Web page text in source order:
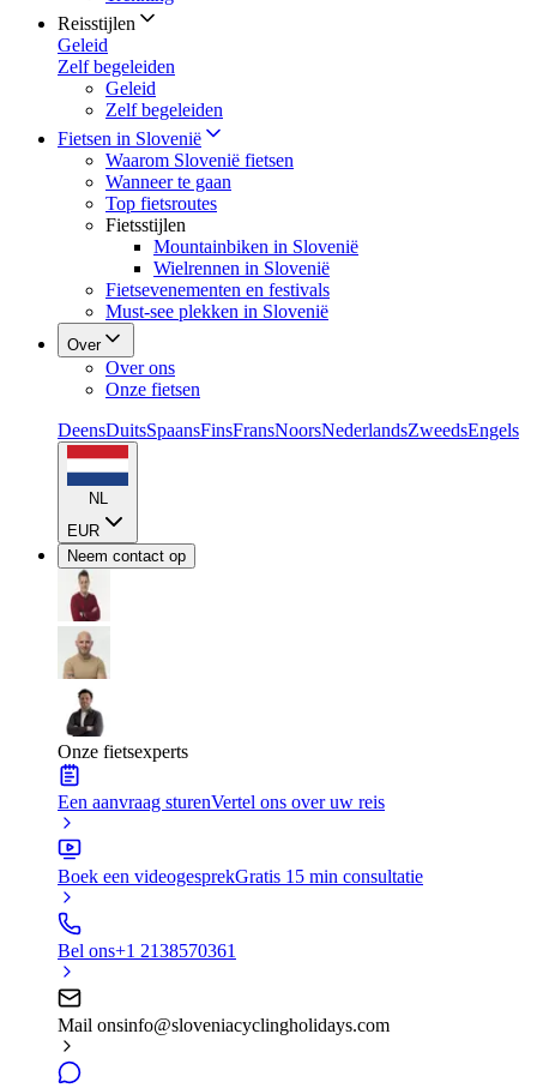
Reisstijlen
Geleid
Zelf begeleiden
Geleid
Zelf begeleiden
Fietsen in Slovenië
Waarom Slovenië fietsen
Wanneer te gaan
Top fietsroutes
Fietsstijlen
Mountainbiken in Slovenië
Wielrennen in Slovenië
Fietsevenementen en festivals
Must-see plekken in Slovenië
Over
Over ons
Onze fietsen
DeensDuitsSpaansFinsFransNoorsNederlandsZweedsEngels
NL
EUR
Neem contact op
Onze fietsexperts
Een aanvraag sturenVertel ons over uw reis
Boek een videogesprekGratis 15 min consultatie
Bel ons+1 2138570361
Mail onsinfo@sloveniacyclingholidays.com